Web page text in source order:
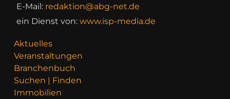
E-Mail: redaktion@abg-net.de
ein Dienst von: www.isp-media.de
Aktuelles
Veranstaltungen
Branchenbuch
Suchen | Finden
Immobilien